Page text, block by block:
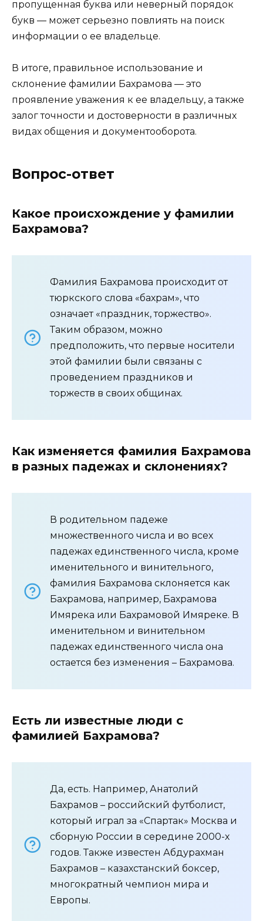
пропущенная буква или неверный порядок
букв — может серьезно повлиять на поиск
информации о ее владельце.
В итоге, правильное использование и
склонение фамилии Бахрамова — это
проявление уважения к ее владельцу, а также
залог точности и достоверности в различных
видах общения и документооборота.
Вопрос-ответ
Какое происхождение у фамилии
Бахрамова?
Фамилия Бахрамова происходит от
тюркского слова «бахрам», что
означает «праздник, торжество».
Таким образом, можно
предположить, что первые носители
этой фамилии были связаны с
проведением праздников и
торжеств в своих общинах.
Как изменяется фамилия Бахрамова
в разных падежах и склонениях?
В родительном падеже
множественного числа и во всех
падежах единственного числа, кроме
именительного и винительного,
фамилия Бахрамова склоняется как
Бахрамова, например, Бахрамова
Имярека или Бахрамовой Имяреке. В
именительном и винительном
падежах единственного числа она
остается без изменения – Бахрамова.
Есть ли известные люди с
фамилией Бахрамова?
Да, есть. Например, Анатолий
Бахрамов – российский футболист,
который играл за «Спартак» Москва и
сборную России в середине 2000-х
годов. Также известен Абдурахман
Бахрамов – казахстанский боксер,
многократный чемпион мира и
Европы.